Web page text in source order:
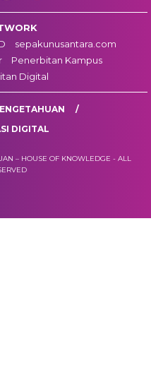
sepakunusantara.com
Penerbitan Kampus
Digital
DIGITAL
– HOUSE OF KNOWLEDGE - ALL